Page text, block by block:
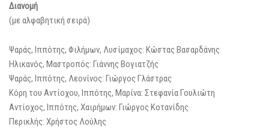
Διανομή
(με αλφαβητική σειρά)
Ψαράς, Ιππότης, Φιλήμων, Λυσίμαχος: Κώστας Βασαρδάνης
Ηλικανός, Μαστροπός: Γιάννης Βογιατζής
Ψαράς, Ιππότης, Λεονίνος: Γιώργος Γλάστρας
Κόρη του Αντίοχου, Ιππότης, Μαρίνα: Στεφανία Γουλιώτη
Αντίοχος, Ιππότης, Χαιρήμων: Γιώργος Κοτανίδης
Περικλής: Χρήστος Λούλης